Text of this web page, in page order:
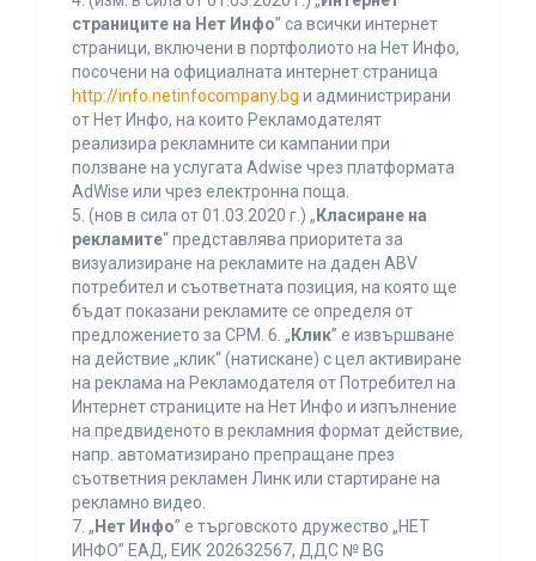
страниците на Нет Инфо” са всички интернет
страници, включени в портфолиото на Нет Инфо,
посочени на официалната интернет страница
http://info.netinfocompany.bg и администрирани
от Нет Инфо, на които Рекламодателят
реализира рекламните си кампании при
ползване на услугата Adwise чрез платформата
AdWise или чрез електронна поща.
5. (нов в сила от 01.03.2020 г.) „ Класиране на
рекламите“ представлява приоритета за
визуализиране на рекламите на даден ABV
потребител и съответната позиция, на която ще
бъдат показани рекламите се определя от
предложението за CPM. 6. „ Клик” е извършване
на действие „клик“ (натискане) с цел активиране
на реклама на Рекламодателя от Потребител на
Интернет страниците на Нет Инфо и изпълнение
на предвиденото в рекламния формат действие,
напр. автоматизирано препращане през
съответния рекламен Линк или стартиране на
рекламно видео.
7. „ Нет Инфо” е търговското дружество „НЕТ
ИНФО” ЕАД, ЕИК 202632567, ДДС № BG